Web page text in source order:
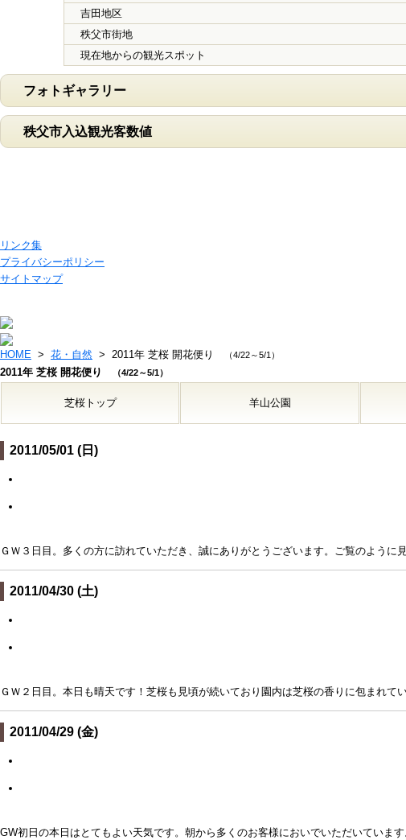
吉田地区
秩父市街地
現在地からの観光スポット
フォトギャラリー
秩父市入込観光客数値
リンク集
プライバシーポリシー
サイトマップ
HOME > 花・自然 > 2011年 芝桜 開花便り （4/22～5/1）
2011年 芝桜 開花便り （4/22～5/1）
芝桜トップ 羊山公園
2011/05/01 (日)
ＧＷ３日目。多くの方に訪れていただき、誠にありがとうございます。ご覧のように
2011/04/30 (土)
ＧＷ２日目。本日も晴天です！芝桜も見頃が続いており園内は芝桜の香りに包まれてい
2011/04/29 (金)
GW初日の本日はとてもよい天気です。朝から多くのお客様においでいただいていま